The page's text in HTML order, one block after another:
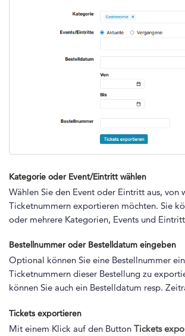
Kategorie oder Event/Eintritt wählen
Wählen Sie den Event oder Eintritt aus, von
Ticketnummern exportieren möchten. Sie
oder mehrere Kategorien, Events und
Bestellnummer oder Bestelldatum eingeben
Optional können Sie eine Bestellnummer
Ticketnummern dieser Bestellung zu
können Sie auch ein Bestelldatum resp.
Tickets exportieren
Mit einem Klick auf den Button Tickets